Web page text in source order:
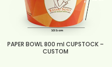
PAPER BOWL 800 ml CUPSTOCK –
CUSTOM